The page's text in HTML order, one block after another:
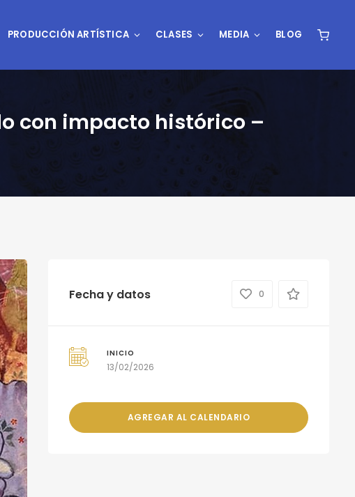
PRODUCCIÓN ARTÍSTICA CLASES MEDIA BLOG
con impacto histórico –
Fecha y datos 0
INICIO
13/02/2026
AGREGAR AL CALENDARIO